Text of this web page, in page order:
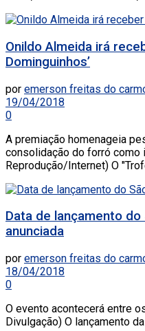
Onildo Almeida irá
Dominguinhos’
por emerson freitas do
19/04/2018
0
A premiação homenageia
consolidação do forró como
Reprodução/Internet) O
Data de lançamento
anunciada
por emerson freitas do
18/04/2018
0
O evento acontecerá entre
Divulgação) O lançamento